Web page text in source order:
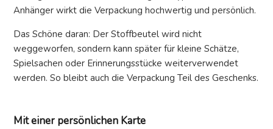
Anhänger wirkt die Verpackung hochwertig und persönlich.
Das Schöne daran: Der Stoffbeutel wird nicht
weggeworfen, sondern kann später für kleine Schätze,
Spielsachen oder Erinnerungsstücke weiterverwendet
werden. So bleibt auch die Verpackung Teil des Geschenks.
Mit einer persönlichen Karte